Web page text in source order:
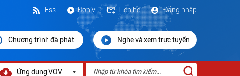
Đăng nhập
Liên hệ
Đơn vị
Rss
Chương trình đã phát Nghe và xem trực tuyến
Ứng dụng VOV